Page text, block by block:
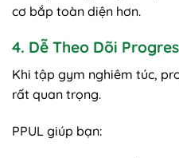
cơ bắp toàn diện hơn.
4. Dễ Theo Dõi
Khi tập gym nghiêm túc,
rất quan trọng.
PPUL giúp bạn: